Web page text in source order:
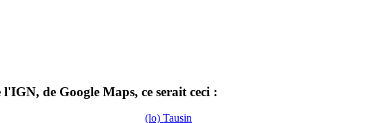
de Google Maps, ce serait ceci :
(lo) Tausin